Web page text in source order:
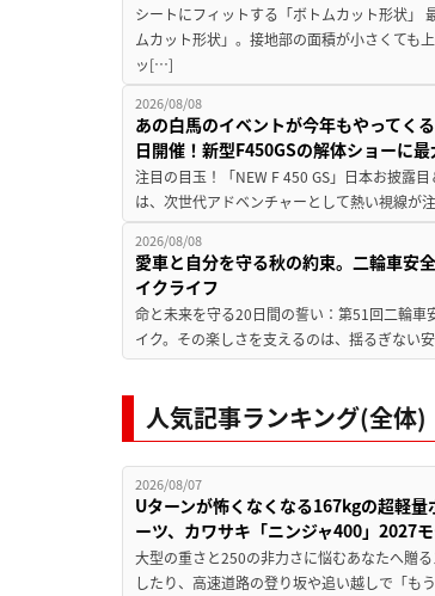
シートにフィットする「ボトムカット形状」
ムカット形状」。接地部の面積が小さくても
ッ[…]
2026/08/08
あの白馬のイベントが今年もやってく
日開催！新型F450GSの解体ショーに
注目の目玉！「NEW F 450 GS」日本お披露
は、次世代アドベンチャーとして熱い視線が
2026/08/08
愛車と自分を守る秋の約束。二輪車安
イクライフ
命と未来を守る20日間の誓い：第51回二輪
イク。その楽しさを支えるのは、揺るぎない
人気記事ランキング(全体)
2026/08/07
Uターンが怖くなくなる167kgの超軽
ーツ、カワサキ「ニンジャ400」2027
大型の重さと250の非力さに悩むあなたへ贈
したり、高速道路の登り坂や追い越しで「も